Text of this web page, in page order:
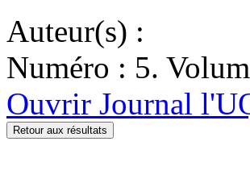
Auteur(s) :
Numéro : 5.
Ouvrir Journal
Retour aux résultats